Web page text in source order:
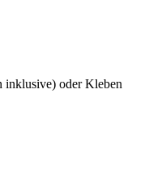
inklusive) oder Kleben